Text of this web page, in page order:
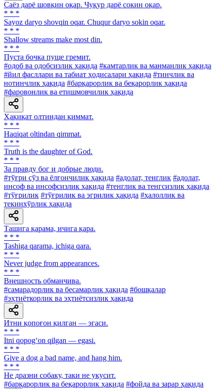
Саёз дарё шовқин оқар. Чуқур дарё сокин оқар.
* * *
Sayoz daryo shovqin oqar. Chuqur daryo sokin oqar.
* * *
Shallow streams make most din.
* * *
Пуста бочка пуще гремит.
#одоб ва одобсизлик ҳақида #камтарлик ва манманлик ҳақида
#йил фасллари ва табиат ҳодисалари ҳақида #тинчлик ва
нотинчлик ҳақида #барқарорлик ва беқарорлик ҳақида
#фаровонлик ва етишмовчилик ҳақида
Ҳақиқат олтиндан қиммат.
* * *
Haqiqat oltindan qimmat.
* * *
Truth is the daughter of God.
* * *
За правду бог и добрые люди.
#тўғри сўз ва ёлғончилик ҳақида #адолат, тенглик #адолат,
инсоф ва инсофсизлик ҳақида #тенглик ва тенгсизлик ҳақида
#тўғрилик #тўғрилик ва эгрилик ҳақида #ҳалоллик ва
текинхўрлик ҳақида
Ташига қарама, ичига қара.
* * *
Tashiga qarama, ichiga qara.
* * *
Never judge from appearances.
* * *
Внешность обманчива.
#самарадорлик ва бесамарлик ҳақида #бошқалар
#эҳтиёткорлик ва эҳтиётсизлик ҳақида
Итни қопоғон қилган — эгаси.
* * *
Itni qopog‘on qilgan — egasi.
* * *
Give a dog a bad name, and hang him.
* * *
He дразни собаку, таки не укусит.
#барқарорлик ва беқарорлик ҳақида #фойда ва зарар ҳақида